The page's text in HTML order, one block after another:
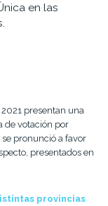
en las
presentan una
de votación por
pronunció a favor
presentados en
provincias